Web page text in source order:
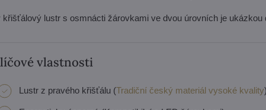
křišťálový lustr s osmnácti žárovkami ve dvou úrovních je ukázkou
vlastnosti
Lustr z pravého křišťálu (Tradiční český materiál vysoké kvality)